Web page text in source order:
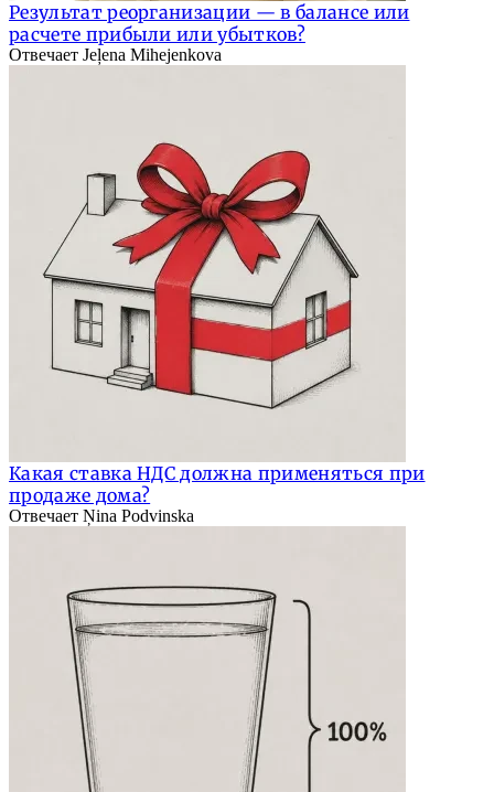
Результат реорганизации — в балансе или
расчете прибыли или убытков?
Отвечает Jeļena Mihejenkova
Какая ставка НДС должна применяться при
продаже дома?
Отвечает Ņina Podvinska